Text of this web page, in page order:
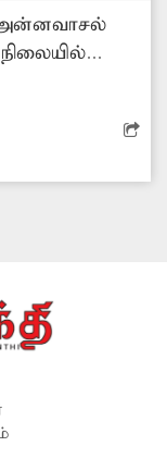
அன்னவாசல்
ஓட்டிகள்
எனவே,
இருக்கும்.